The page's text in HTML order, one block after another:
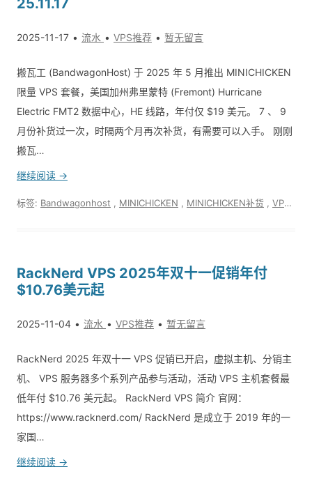
25.11.17
2025-11-17 流水 VPS推荐 暂无留言
搬瓦工 (BandwagonHost) 于 2025 年 5 月推出 MINICHICKEN
限量 VPS 套餐，美国加州弗里蒙特 (Fremont) Hurricane
Electric FMT2 数据中心，HE 线路，年付仅 $19 美元。 7 、 9
月份补货过一次，时隔两个月再次补货，有需要可以入手。 刚刚
搬瓦…
继续阅读 →
标签: Bandwagonhost MINICHICKEN MINICHICKEN补货 VPS ,
RackNerd VPS 2025年双十一促销年付
$10.76美元起
2025-11-04 流水 VPS推荐 暂无留言
RackNerd 2025 年双十一 VPS 促销已开启，虚拟主机、分销主
机、 VPS 服务器多个系列产品参与活动，活动 VPS 主机套餐最
低年付 $10.76 美元起。 RackNerd VPS 简介 官网：
https://www.racknerd.com/ RackNerd 是成立于 2019 年的一
家国…
继续阅读 →